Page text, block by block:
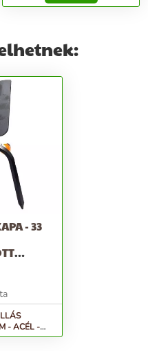
- 33
- ACÉL -
temetői